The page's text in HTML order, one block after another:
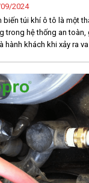
2024
biến túi khí ô tô là một
trong hệ thống an
hành khách khi xảy ra
Hãy cùng. . .